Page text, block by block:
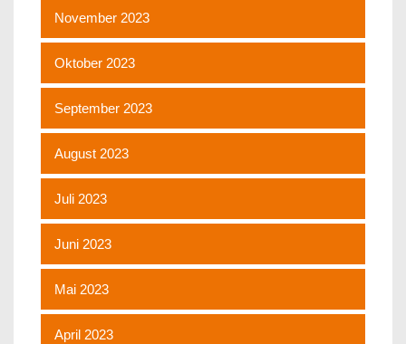
November 2023
Oktober 2023
September 2023
August 2023
Juli 2023
Juni 2023
Mai 2023
April 2023